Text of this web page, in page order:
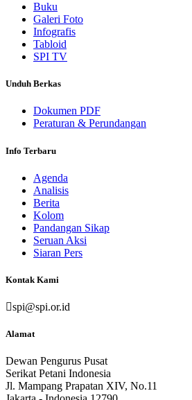
Buku
Galeri Foto
Infografis
Tabloid
SPI TV
Unduh Berkas
Dokumen PDF
Peraturan & Perundangan
Info Terbaru
Agenda
Analisis
Berita
Kolom
Pandangan Sikap
Seruan Aksi
Siaran Pers
Kontak Kami
spi@spi.or.id
Alamat
Dewan Pengurus Pusat
Serikat Petani Indonesia
Jl. Mampang Prapatan XIV, No.11